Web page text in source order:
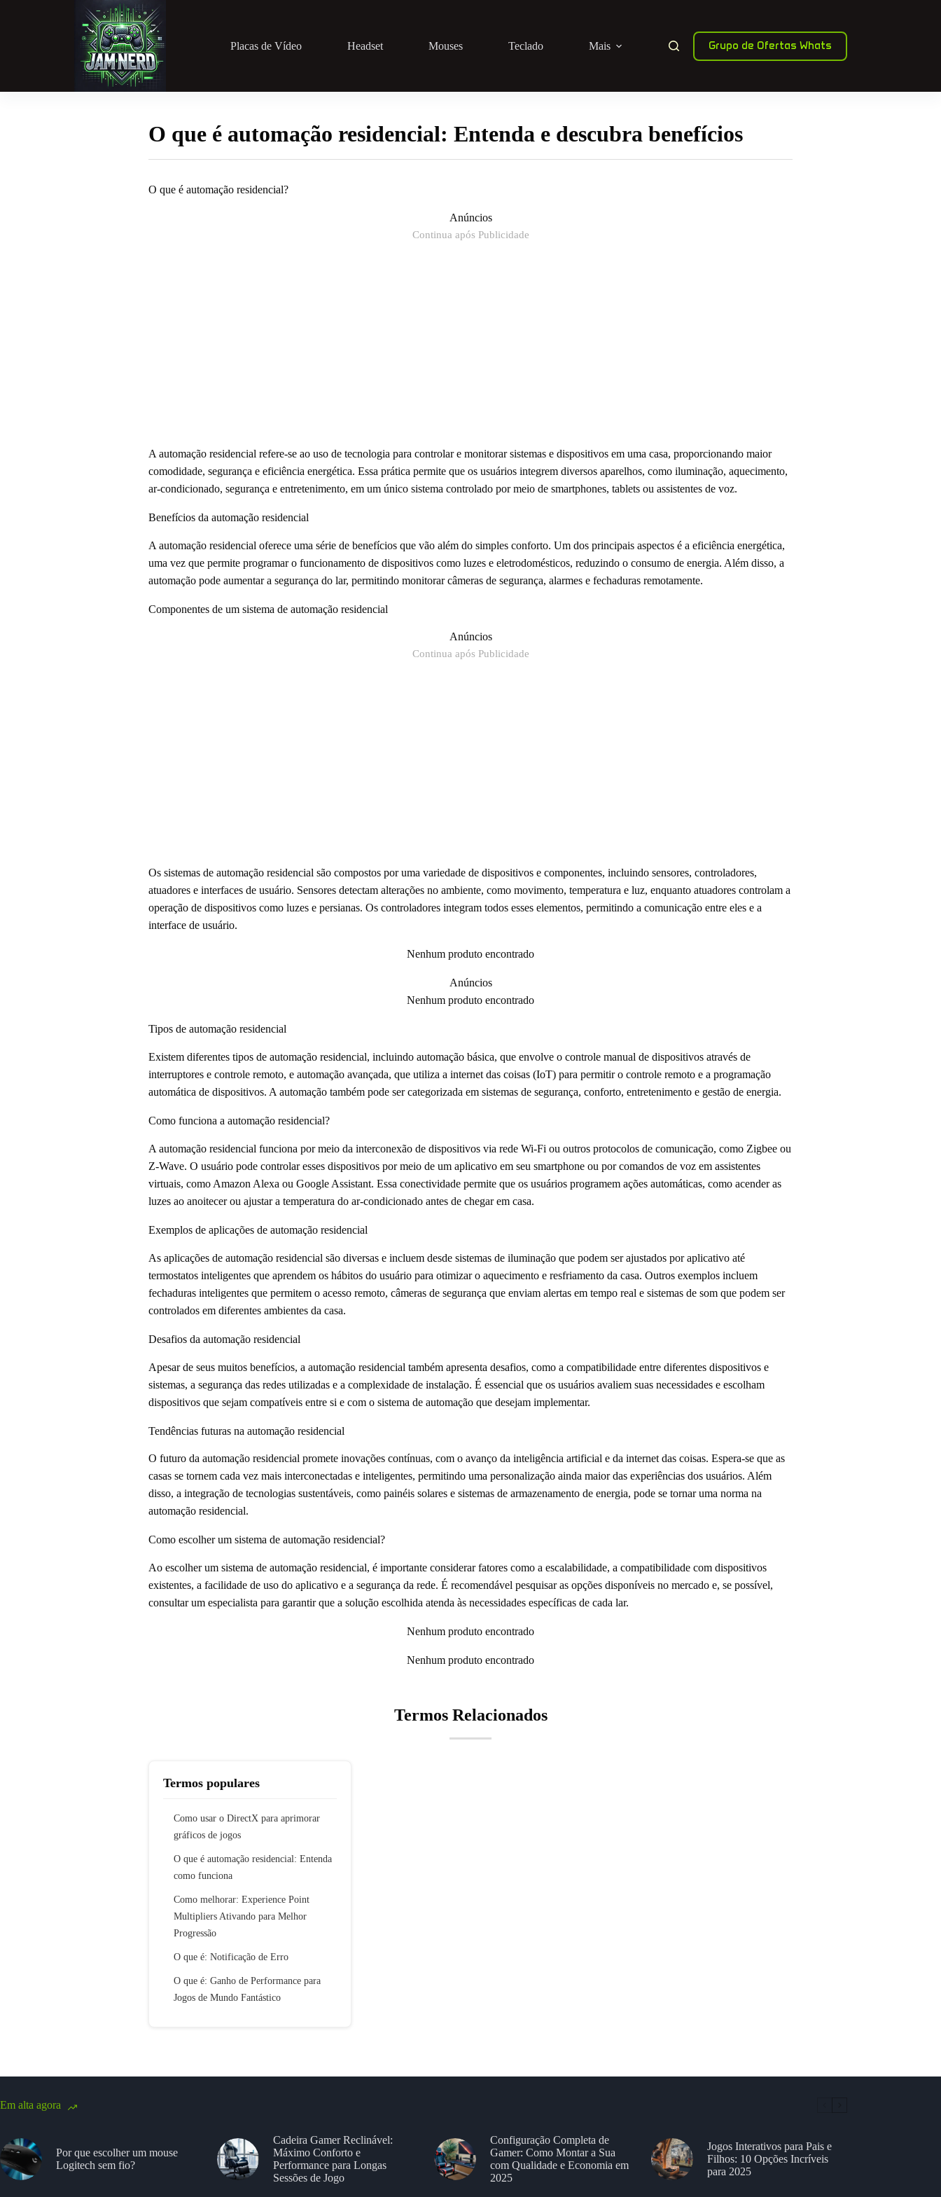
Placas de Vídeo Headset Mouses Teclado Mais Grupo de Ofertas Whats
O que é automação residencial: Entenda e descubra benefícios
O que é automação residencial?
Anúncios
Continua após Publicidade
A automação residencial refere-se ao uso de tecnologia para controlar e monitorar sistemas e dispositivos em uma casa, proporcionando maior
comodidade, segurança e eficiência energética. Essa prática permite que os usuários integrem diversos aparelhos, como iluminação, aquecimento,
ar-condicionado, segurança e entretenimento, em um único sistema controlado por meio de smartphones, tablets ou assistentes de voz.
Benefícios da automação residencial
A automação residencial oferece uma série de benefícios que vão além do simples conforto. Um dos principais aspectos é a eficiência energética,
uma vez que permite programar o funcionamento de dispositivos como luzes e eletrodomésticos, reduzindo o consumo de energia. Além disso, a
automação pode aumentar a segurança do lar, permitindo monitorar câmeras de segurança, alarmes e fechaduras remotamente.
Componentes de um sistema de automação residencial
Anúncios
Continua após Publicidade
Os sistemas de automação residencial são compostos por uma variedade de dispositivos e componentes, incluindo sensores, controladores,
atuadores e interfaces de usuário. Sensores detectam alterações no ambiente, como movimento, temperatura e luz, enquanto atuadores controlam a
operação de dispositivos como luzes e persianas. Os controladores integram todos esses elementos, permitindo a comunicação entre eles e a
interface de usuário.
Nenhum produto encontrado
Anúncios
Nenhum produto encontrado
Tipos de automação residencial
Existem diferentes tipos de automação residencial, incluindo automação básica, que envolve o controle manual de dispositivos através de
interruptores e controle remoto, e automação avançada, que utiliza a internet das coisas (IoT) para permitir o controle remoto e a programação
automática de dispositivos. A automação também pode ser categorizada em sistemas de segurança, conforto, entretenimento e gestão de energia.
Como funciona a automação residencial?
A automação residencial funciona por meio da interconexão de dispositivos via rede Wi-Fi ou outros protocolos de comunicação, como Zigbee ou
Z-Wave. O usuário pode controlar esses dispositivos por meio de um aplicativo em seu smartphone ou por comandos de voz em assistentes
virtuais, como Amazon Alexa ou Google Assistant. Essa conectividade permite que os usuários programem ações automáticas, como acender as
luzes ao anoitecer ou ajustar a temperatura do ar-condicionado antes de chegar em casa.
Exemplos de aplicações de automação residencial
As aplicações de automação residencial são diversas e incluem desde sistemas de iluminação que podem ser ajustados por aplicativo até
termostatos inteligentes que aprendem os hábitos do usuário para otimizar o aquecimento e resfriamento da casa. Outros exemplos incluem
fechaduras inteligentes que permitem o acesso remoto, câmeras de segurança que enviam alertas em tempo real e sistemas de som que podem ser
controlados em diferentes ambientes da casa.
Desafios da automação residencial
Apesar de seus muitos benefícios, a automação residencial também apresenta desafios, como a compatibilidade entre diferentes dispositivos e
sistemas, a segurança das redes utilizadas e a complexidade de instalação. É essencial que os usuários avaliem suas necessidades e escolham
dispositivos que sejam compatíveis entre si e com o sistema de automação que desejam implementar.
Tendências futuras na automação residencial
O futuro da automação residencial promete inovações contínuas, com o avanço da inteligência artificial e da internet das coisas. Espera-se que as
casas se tornem cada vez mais interconectadas e inteligentes, permitindo uma personalização ainda maior das experiências dos usuários. Além
disso, a integração de tecnologias sustentáveis, como painéis solares e sistemas de armazenamento de energia, pode se tornar uma norma na
automação residencial.
Como escolher um sistema de automação residencial?
Ao escolher um sistema de automação residencial, é importante considerar fatores como a escalabilidade, a compatibilidade com dispositivos
existentes, a facilidade de uso do aplicativo e a segurança da rede. É recomendável pesquisar as opções disponíveis no mercado e, se possível,
consultar um especialista para garantir que a solução escolhida atenda às necessidades específicas de cada lar.
Nenhum produto encontrado
Nenhum produto encontrado
Termos Relacionados
Termos populares
Como usar o DirectX para aprimorar
gráficos de jogos
O que é automação residencial: Entenda
como funciona
Como melhorar: Experience Point
Multipliers Ativando para Melhor
Progressão
O que é: Notificação de Erro
O que é: Ganho de Performance para
Jogos de Mundo Fantástico
Em alta agora
Por que escolher um mouse
Logitech sem fio?
Cadeira Gamer Reclinável:
Máximo Conforto e
Performance para Longas
Sessões de Jogo
Configuração Completa de
Gamer: Como Montar a Sua
com Qualidade e Economia em
2025
Jogos Interativos para Pais e
Filhos: 10 Opções Incríveis
para 2025